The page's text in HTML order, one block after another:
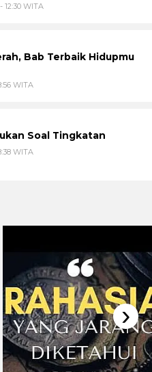
12:30 WITA
Bab Terbaik Hidupmu
WITA
Soal Tingkatan
WITA
›